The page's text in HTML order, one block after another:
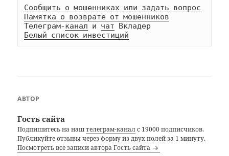
Сообщить о мошенниках или задать вопрос
Памятка о возврате от мошенников
Телеграм-канал и чат
Белый список инвестиций
АВТОР
Гость сайта
Подпишитесь на наштелеграм-каналс 19000 подписчиков.
Публикуйте отзывы черезформу из двух полейза 1 минуту.
Посмотреть все записи автора Гость сайта